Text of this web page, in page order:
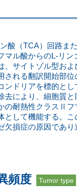
酸（TCA）回路ま
マル酸からのL-リン
、サイトゾル型お
される翻訳開始部位
ンドリアを標的とし
去により、細胞質
の耐熱性クラスⅡフ
として機能する。こ
欠損症の原因であり
頻度 Tumor type